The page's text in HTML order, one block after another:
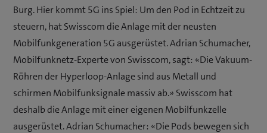
Burg. Hier kommt 5G ins Spiel: Um den Pod in Echtzeit zu
steuern, hat Swisscom die Anlage mit der neusten
Mobilfunkgeneration 5G ausgerüstet. Adrian Schumacher,
Mobilfunknetz-Experte von Swisscom, sagt: «Die Vakuum-
Röhren der Hyperloop-Anlage sind aus Metall und
schirmen Mobilfunksignale massiv ab.» Swisscom hat
deshalb die Anlage mit einer eigenen Mobilfunkzelle
ausgerüstet. Adrian Schumacher: «Die Pods bewegen sich